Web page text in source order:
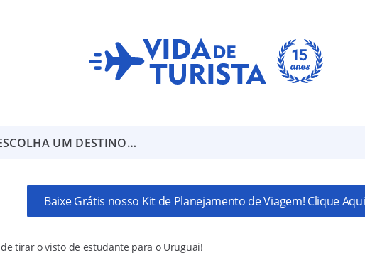
UM DESTINO…
Baixe Grátis nosso Kit de Planejamento de Viagem! Clique
tirar o visto de estudante para o Uruguai!